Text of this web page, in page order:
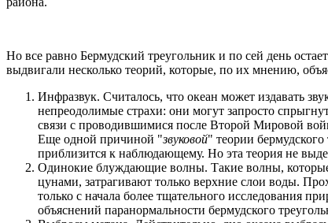
Но все равно Бермудский треугольник и по сей день
выдвигали несколько теорий, которые, по их мнению,
Инфразвук. Считалось, что океан может издавать
непреодолимые страхи: они могут запросто
связи с проводившимися после Второй Мировой
Еще одной причиной "звуковой" теории
приблизится к наблюдающему. Но эта теория не
Одинокие блуждающие волны. Такие волны, которые
цунами, затрагивают только верхние слои воды.
только с начала более тщательного исследования
объяснений паранормальности бермудского